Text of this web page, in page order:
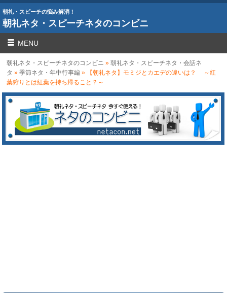
朝礼・スピーチの悩み解消！
朝礼ネタ・スピーチネタのコンビニ
MENU
朝礼ネタ・スピーチネタのコンビニ »朝礼ネタ・スピーチネタ・会話ネ
タ »季節ネタ・年中行事編 » 【朝礼ネタ】モミジとカエデの違いは？ ～紅
葉狩りとは紅葉を持ち帰ること？～